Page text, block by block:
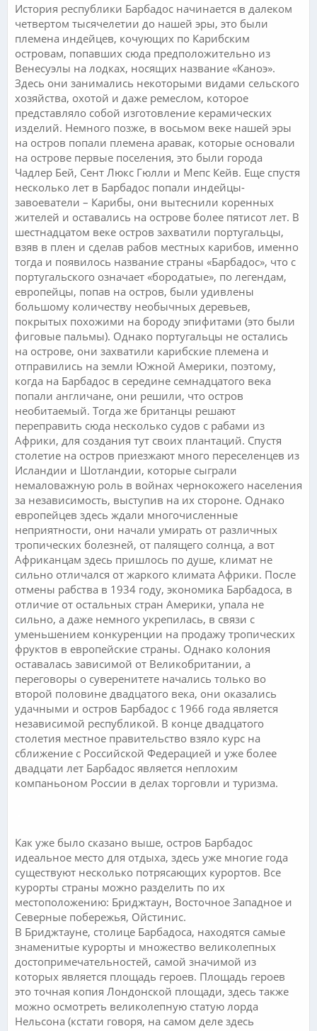
История республики Барбадос начинается в далеком
четвертом тысячелетии до нашей эры, это были
племена индейцев, кочующих по Карибским
островам, попавших сюда предположительно из
Венесуэлы на лодках, носящих название «Каноэ».
Здесь они занимались некоторыми видами сельского
хозяйства, охотой и даже ремеслом, которое
представляло собой изготовление керамических
изделий. Немного позже, в восьмом веке нашей эры
на остров попали племена аравак, которые основали
на острове первые поселения, это были города
Чадлер Бей, Сент Люкс Гюлли и Мепс Кейв. Еще спустя
несколько лет в Барбадос попали индейцы-
завоеватели – Карибы, они вытеснили коренных
жителей и оставались на острове более пятисот лет. В
шестнадцатом веке остров захватили португальцы,
взяв в плен и сделав рабов местных карибов, именно
тогда и появилось название страны «Барбадос», что с
португальского означает «бородатые», по легендам,
европейцы, попав на остров, были удивлены
большому количеству необычных деревьев,
покрытых похожими на бороду эпифитами (это были
фиговые пальмы). Однако португальцы не остались
на острове, они захватили карибские племена и
отправились на земли Южной Америки, поэтому,
когда на Барбадос в середине семнадцатого века
попали англичане, они решили, что остров
необитаемый. Тогда же британцы решают
переправить сюда несколько судов с рабами из
Африки, для создания тут своих плантаций. Спустя
столетие на остров приезжают много переселенцев из
Исландии и Шотландии, которые сыграли
немаловажную роль в войнах чернокожего населения
за независимость, выступив на их стороне. Однако
европейцев здесь ждали многочисленные
неприятности, они начали умирать от различных
тропических болезней, от палящего солнца, а вот
Африканцам здесь пришлось по душе, климат не
сильно отличался от жаркого климата Африки. После
отмены рабства в 1934 году, экономика Барбадоса, в
отличие от остальных стран Америки, упала не
сильно, а даже немного укрепилась, в связи с
уменьшением конкуренции на продажу тропических
фруктов в европейские страны. Однако колония
оставалась зависимой от Великобритании, а
переговоры о суверенитете начались только во
второй половине двадцатого века, они оказались
удачными и остров Барбадос с 1966 года является
независимой республикой. В конце двадцатого
столетия местное правительство взяло курс на
сближение с Российской Федерацией и уже более
двадцати лет Барбадос является неплохим
компаньоном России в делах торговли и туризма.
Как уже было сказано выше, остров Барбадос
идеальное место для отдыха, здесь уже многие года
существуют несколько потрясающих курортов. Все
курорты страны можно разделить по их
местоположению: Бриджтаун, Восточное Западное и
Северные побережья, Ойстинис.
В Бриджтауне, столице Барбадоса, находятся самые
знаменитые курорты и множество великолепных
достопримечательностей, самой значимой из
которых является площадь героев. Площадь героев
это точная копия Лондонской площади, здесь также
можно осмотреть великолепную статую лорда
Нельсона (кстати говоря, на самом деле здесь